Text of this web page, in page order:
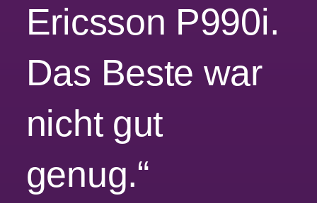
Ericsson P990i.
Das Beste war
nicht gut
genug.“